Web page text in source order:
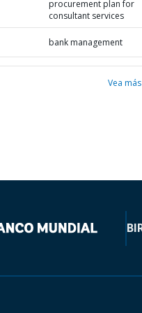
procurement plan for
consultant services
bank management
Vea más